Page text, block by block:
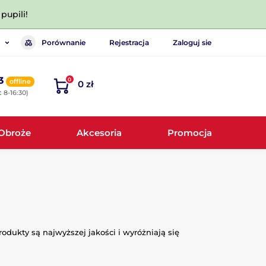
Porównanie Rejestracja Zaloguj sie
offline
8-16:30)
0 0 zł
Akcesoria Promocja
są najwyższej jakości i wyróżniają się